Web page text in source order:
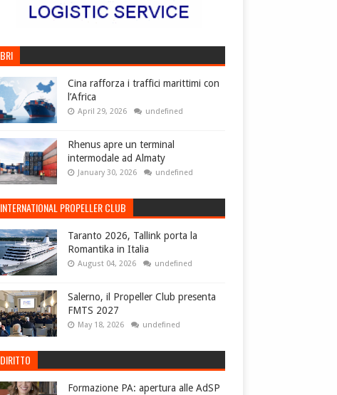
BRI
Cina rafforza i traffici marittimi con
l’Africa
April 29, 2026 undefined
Rhenus apre un terminal
intermodale ad Almaty
January 30, 2026 undefined
INTERNATIONAL PROPELLER CLUB
Taranto 2026, Tallink porta la
Romantika in Italia
August 04, 2026 undefined
Salerno, il Propeller Club presenta
FMTS 2027
May 18, 2026 undefined
DIRITTO
Formazione PA: apertura alle AdSP